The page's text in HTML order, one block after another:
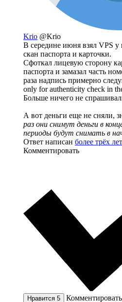
Krio @Krio
В середине июня взял VPS
скан паспорта и карточки.
Сфоткал лицевую сторону
паспорта и замазал часть
раза надпись примерно
only for authenticity check in
Больше ничего не
А вот деньги еще не сняли,
раз они снимут деньги в
периоды будут снимать в
Ответ написан более трёх
Комментировать
Нравится 5 Комментировать